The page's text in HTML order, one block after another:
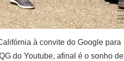
à convite do Google para
do Youtube, afinal é o sonho de